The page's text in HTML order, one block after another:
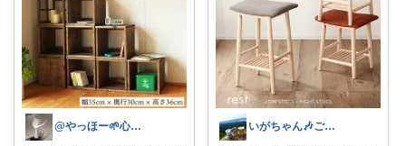
@やっほー🌱心地よい暮らし いがちゃん🎶ご購入感謝です🎶